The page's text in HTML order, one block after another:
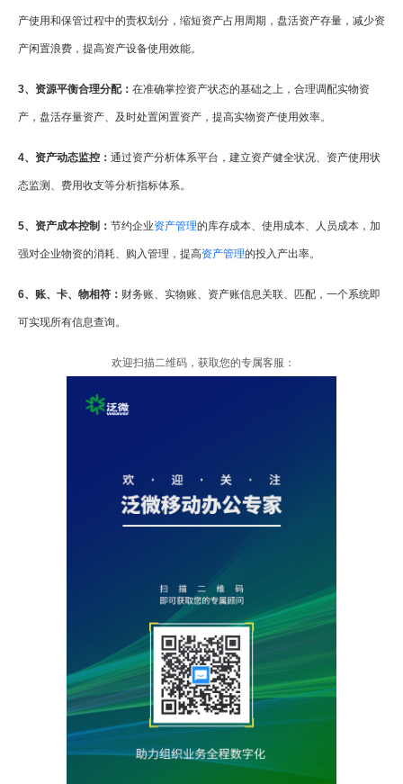
产使用和保管过程中的责权划分，缩短资产占用周期，盘活资产存量，减少资
产闲置浪费，提高资产设备使用效能。
3、资源平衡合理分配： 在准确掌控资产状态的基础之上，合理调配实物资
产，盘活存量资产、及时处置闲置资产，提高实物资产使用效率。
4、资产动态监控： 通过资产分析体系平台，建立资产健全状况、资产使用状
态监测、费用收支等分析指标体系。
5、资产成本控制： 节约企业资产管理的库存成本、使用成本、人员成本，加
强对企业物资的消耗、购入管理，提高资产管理的投入产出率。
6、账、卡、物相符： 财务账、实物账、资产账信息关联、匹配，一个系统即
可实现所有信息查询。
欢迎扫描二维码，获取您的专属客服：